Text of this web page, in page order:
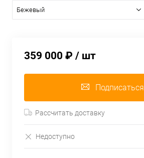
Бежевый
359 000 ₽ / шт
Подписаться
Рассчитать доставку
Недоступно